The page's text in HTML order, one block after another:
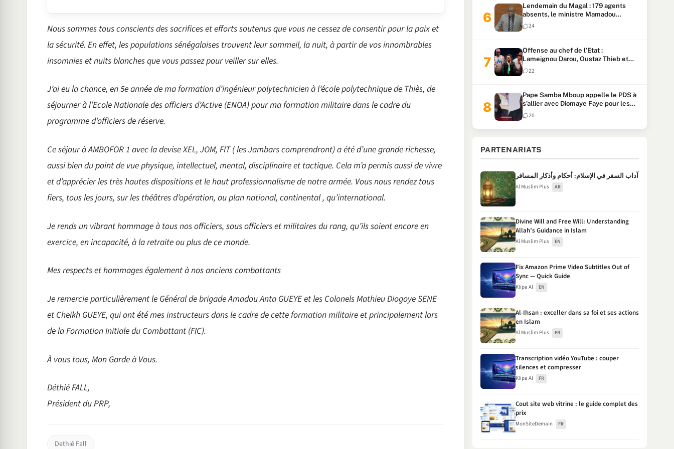
Nous sommes tous conscients des sacrifices et efforts soutenus que vous ne cessez de consentir pour la paix et
la sécurité. En effet, les populations sénégalaises trouvent leur sommeil, la nuit, à partir de vos innombrables
insomnies et nuits blanches que vous passez pour veiller sur elles.
J’ai eu la chance, en 5e année de ma formation d’ingénieur polytechnicien à l’école polytechnique de Thiès, de
séjourner à l’Ecole Nationale des officiers d’Active (ENOA) pour ma formation militaire dans le cadre du
programme d’officiers de réserve.
Ce séjour à AMBOFOR 1 avec la devise XEL, JOM, FIT ( les Jambars comprendront) a été d’une grande richesse,
aussi bien du point de vue physique, intellectuel, mental, disciplinaire et tactique. Cela m’a permis aussi de vivre
et d’apprécier les très hautes dispositions et le haut professionnalisme de notre armée. Vous nous rendez tous
fiers, tous les jours, sur les théâtres d’opération, au plan national, continental , qu’international.
Je rends un vibrant hommage à tous nos officiers, sous officiers et militaires du rang, qu’ils soient encore en
exercice, en incapacité, à la retraite ou plus de ce monde.
Mes respects et hommages également à nos anciens combattants
Je remercie particulièrement le Général de brigade Amadou Anta GUEYE et les Colonels Mathieu Diogoye SENE
et Cheikh GUEYE, qui ont été mes instructeurs dans le cadre de cette formation militaire et principalement lors
de la Formation Initiale du Combattant (FIC).
À vous tous, Mon Garde à Vous.
Déthié FALL,
Président du PRP,
Dethié Fall
Lendemain du Magal : 179 agents
absents, le ministre Mamadou
Lamine Dianté exige des explications
24
Offense au chef de l’Etat :
Lameignou Darou, Oustaz Thieb et
Ndiaye Touba lourdement
condamnés
22
Pape Samba Mboup appelle le PDS à
s’allier avec Diomaye Faye pour les
locales et tacle Sonko
20
PARTENARIATS
آداب السفر في الإسلام: أحكام وأذكار المسافر
Al Muslim Plus AR
Divine Will and Free Will: Understanding
Allah’s Guidance in Islam
Al Muslim Plus EN
Fix Amazon Prime Video Subtitles Out of
Sync — Quick Guide
Klipa AI EN
Al-Ihsan : exceller dans sa foi et ses actions
en Islam
Al Muslim Plus FR
Transcription vidéo YouTube : couper
silences et compresser
Klipa AI FR
Cout site web vitrine : le guide complet des
prix
MonSiteDemain FR